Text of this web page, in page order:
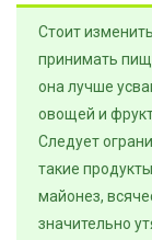
Стоит
принимать
она лучше
овощей и
Следует
такие
майонез,
значительно